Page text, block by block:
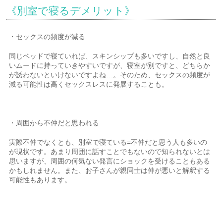
《別室で寝るデメリット》
・セックスの頻度が減る
同じベッドで寝ていれば、スキンシップも多いですし、自然と良
いムードに持っていきやすいですが、寝室が別ですと、どちらか
が誘わないといけないですよね…。そのため、セックスの頻度が
減る可能性は高くセックスレスに発展することも。
・周囲から不仲だと思われる
実際不仲でなくとも、別室で寝ている=不仲だと思う人も多いの
が現状です。あまり周囲に話すことでもないので知られないとは
思いますが、周囲の何気ない発言にショックを受けることもある
かもしれません。また、お子さんが親同士は仲が悪いと解釈する
可能性もあります。